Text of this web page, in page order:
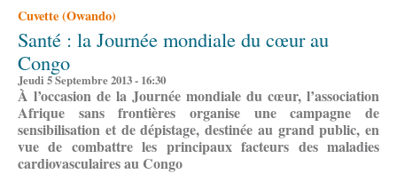
Cuvette (Owando)
Santé : la Journée mondiale du cœur au
Congo
Jeudi 5 Septembre 2013 - 16:30
À l’occasion de la Journée mondiale du cœur, l’association
Afrique sans frontières organise une campagne de
sensibilisation et de dépistage, destinée au grand public, en
vue de combattre les principaux facteurs des maladies
cardiovasculaires au Congo